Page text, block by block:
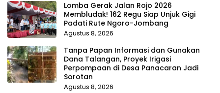
Lomba Gerak Jalan Rojo 2026
Membludak! 162 Regu Siap Unjuk Gigi
Padati Rute Ngoro-Jombang
Agustus 8, 2026
Tanpa Papan Informasi dan Gunakan
Dana Talangan, Proyek Irigasi
Perpompaan di Desa Panacaran Jadi
Sorotan
Agustus 8, 2026